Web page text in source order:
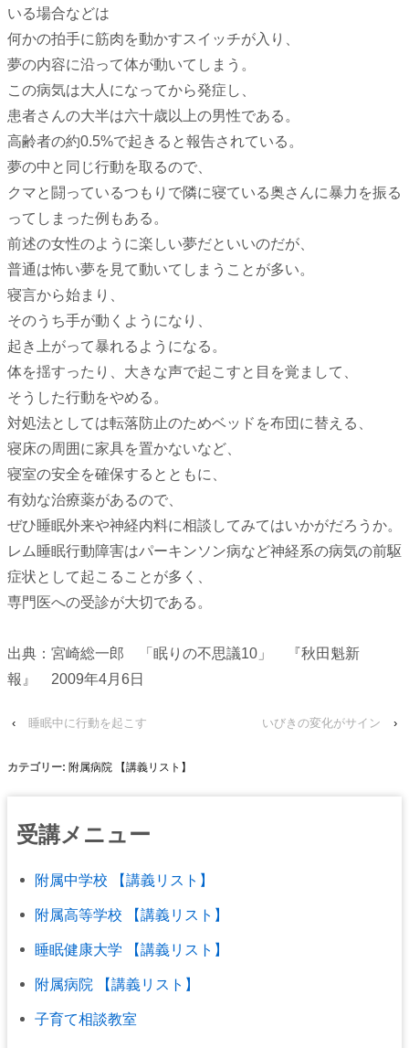
いる場合などは
何かの拍手に筋肉を動かすスイッチが入り、
夢の内容に沿って体が動いてしまう。
この病気は大人になってから発症し、
患者さんの大半は六十歳以上の男性である。
高齢者の約0.5%で起きると報告されている。
夢の中と同じ行動を取るので、
クマと闘っているつもりで隣に寝ている奥さんに暴力を振る
ってしまった例もある。
前述の女性のように楽しい夢だといいのだが、
普通は怖い夢を見て動いてしまうことが多い。
寝言から始まり、
そのうち手が動くようになり、
起き上がって暴れるようになる。
体を揺すったり、大きな声で起こすと目を覚まして、
そうした行動をやめる。
対処法としては転落防止のためベッドを布団に替える、
寝床の周囲に家具を置かないなど、
寝室の安全を確保するとともに、
有効な治療薬があるので、
ぜひ睡眠外来や神経内料に相談してみてはいかがだろうか。
レム睡眠行動障害はパーキンソン病など神経系の病気の前駆
症状として起こることが多く、
専門医への受診が大切である。
出典：宮崎総一郎 「眠りの不思議10」 『秋田魁新
報』 2009年4月6日
‹ 睡眠中に行動を起こす いびきの変化がサイン ›
カテゴリー: 附属病院 【講義リスト】
受講メニュー
附属中学校 【講義リスト】
附属高等学校 【講義リスト】
睡眠健康大学 【講義リスト】
附属病院 【講義リスト】
子育て相談教室